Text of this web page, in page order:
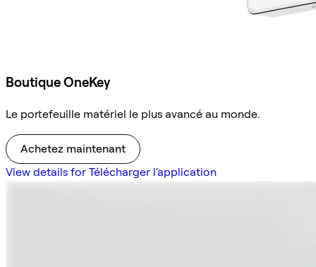
Boutique OneKey
Le portefeuille matériel le plus avancé au monde.
Achetez maintenant
View details for Télécharger l'application